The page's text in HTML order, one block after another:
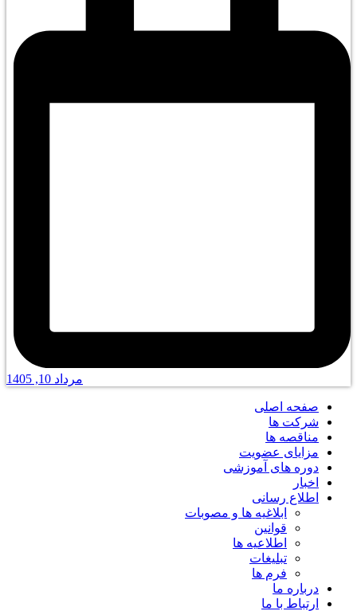
مرداد 10, 1405
صفحه اصلی
شرکت ها
مناقصه ها
مزایای عضویت
دوره های آموزشی
اخبار
اطلاع رسانی
ابلاغیه ها و مصوبات
قوانین
اطلاعیه ها
تبلیغات
فرم ها
درباره ما
ارتباط با ما